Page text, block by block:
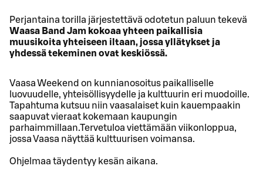
Perjantaina torilla järjestettävä odotetun paluun tekevä
Waasa Band Jam kokoaa yhteen paikallisia
muusikoita yhteiseen iltaan, jossa yllätykset ja
yhdessä tekeminen ovat keskiössä.
Vaasa Weekend on kunnianosoitus paikalliselle
luovuudelle, yhteisöllisyydelle ja kulttuurin eri muodoille.
Tapahtuma kutsuu niin vaasalaiset kuin kauempaakin
saapuvat vieraat kokemaan kaupungin
parhaimmillaan.Tervetuloa viettämään viikonloppua,
jossa Vaasa näyttää kulttuurisen voimansa.
Ohjelmaa täydentyy kesän aikana.